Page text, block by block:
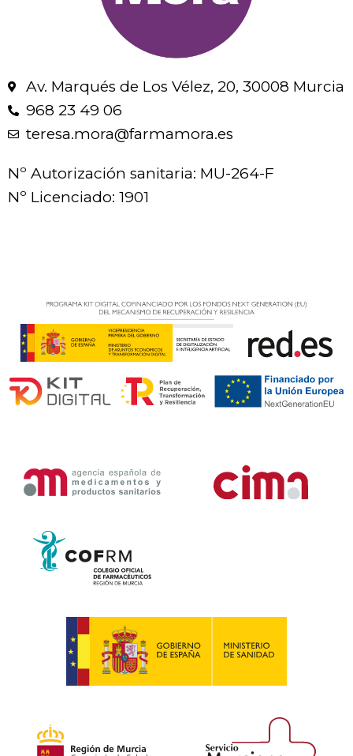
Av. Marqués de Los Vélez, 20, 30008 Murcia
968 23 49 06
teresa.mora@farmamora.es
Nº Autorización sanitaria: MU-264-F
Nº Licenciado: 1901